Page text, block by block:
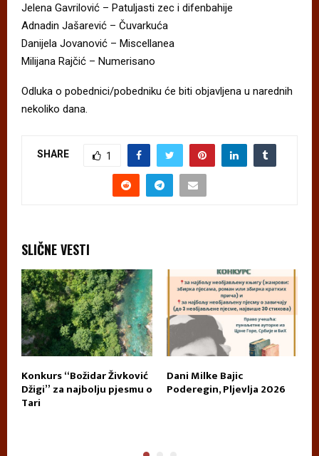
Jelena Gavrilović – Patuljasti zec i difenbahije
Adnadin Jašarević – Čuvarkuća
Danijela Jovanović – Miscellanea
Milijana Rajčić – Numerisano
Odluka o pobednici/pobedniku će biti objavljena u narednih
nekoliko dana.
SHARE 1
SLIČNE VESTI
Konkurs “Božidar Živković
Džigi” za najbolju pjesmu o
Tari
Dani Milke Bajic
Poderegin, Pljevlja 2026